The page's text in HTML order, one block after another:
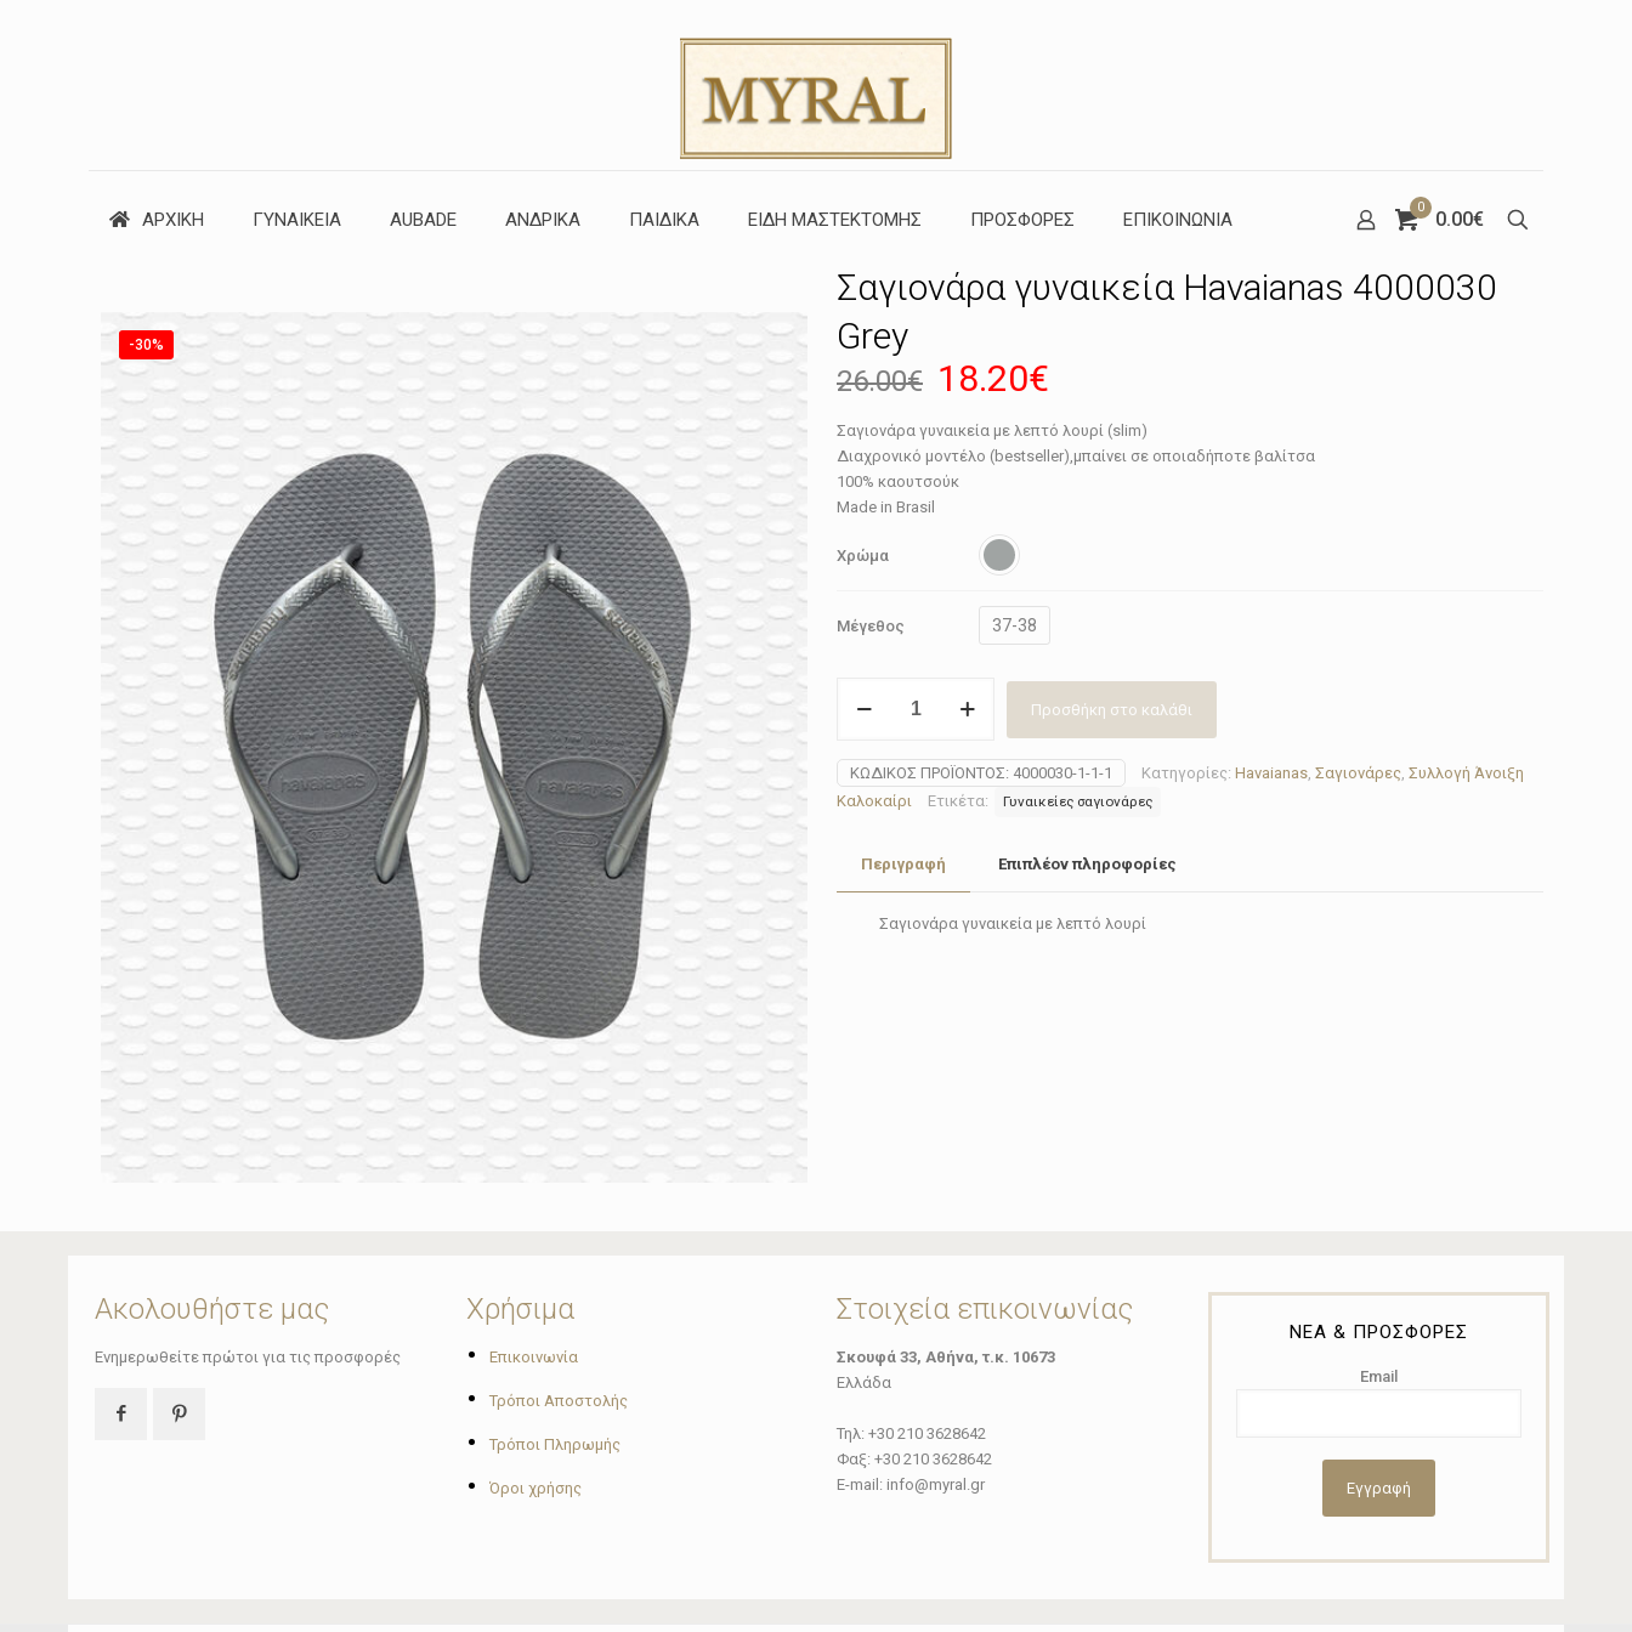
ΑΡΧΙΚΗ ΓΥΝΑΙΚΕΙΑ AUBADE ΑΝΔΡΙΚΑ ΠΑΙΔΙΚΑ ΕΙΔΗ ΜΑΣΤΕΚΤΟΜΗΣ ΠΡΟΣΦΟΡΕΣ ΕΠΙΚΟΙΝΩΝΙΑ
0
0.00€
-30%
Σαγιονάρα γυναικεία Havaianas 4000030
Grey
26.00€ Original
price
was:
26.00€.
18.20€
τρέχουσα
τιμή
Σαγιονάρα γυναικεία με λεπτό λουρί (slim)
Διαχρονικό μοντέλο (bestseller),μπαίνει σε οποιαδήποτε βαλίτσα
100% καουτσούκ
Made in Brasil
Χρώμα
Μέγεθος 37-38
γυναικεία
4000030
Grey
Προσθήκη στο καλάθι
ΚΩΔΙΚΌΣ ΠΡΟΪΌΝΤΟΣ: 4000030-1-1-1 Κατηγορίες: Havaianas, Σαγιονάρες, Συλλογή Άνοιξη
Καλοκαίρι
Ετικέτα: Γυναικείες σαγιονάρες
Περιγραφή Επιπλέον πληροφορίες
Σαγιονάρα γυναικεία με λεπτό λουρί
Ακολουθήστε μας
Ενημερωθείτε πρώτοι για τις προσφορές
Χρήσιμα
• Επικοινωνία
• Τρόποι Αποστολής
• Τρόποι Πληρωμής
• Όροι χρήσης
Στοιχεία επικοινωνίας
Σκουφά 33, Αθήνα, τ.κ. 10673
Ελλάδα
Τηλ: +30 210 3628642
Φαξ: +30 210 3628642
E-mail: info@myral.gr
ΝΕΑ & ΠΡΟΣΦΟΡΕΣ
Email